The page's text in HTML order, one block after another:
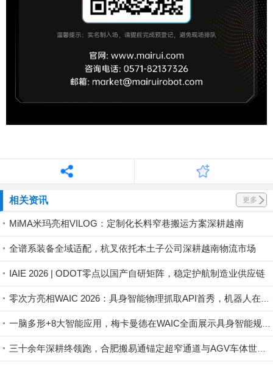
相关资讯 更多
MiMA米玛亮相VILOG：定制化长料窄巷搬运方案深耕越南
全谱系装备全域适配，杭叉依托本土子公司深耕越南物流市场
IAIE 2026 | ODOT零点以国产自研矩阵，稳定护航制造业供应链